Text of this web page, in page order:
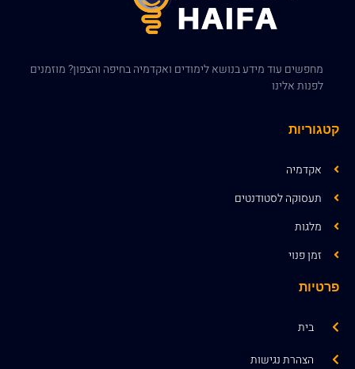
מחפשים עוד מידע בנושא לימודים ואקדמיה בחיפה והצפון? מוזמנים
לפנות אלינו
קטגוריות
אקדמיה
תעסוקה לסטודנטים
מלגות
זמן פנוי
פרטיות
בית
הצהרת נגישות